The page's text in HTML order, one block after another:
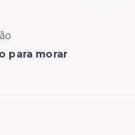
para morar